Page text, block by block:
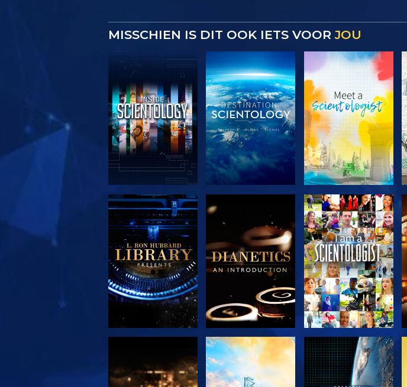
MISSCHIEN IS DIT OOK IETS VOORJOU
VERKEN DE SERIE VERKEN DE SERIE VERKEN DE SERIE
VERKEN DE SERIE VERKEN DE SERIE